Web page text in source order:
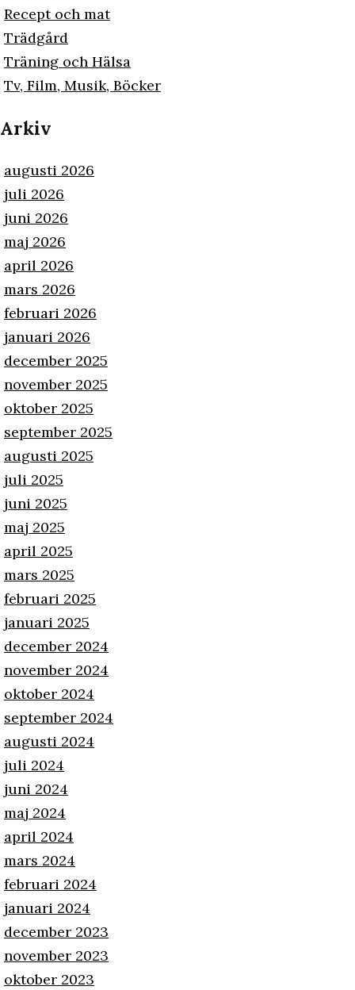
Recept och mat
Trädgård
Träning och Hälsa
Tv, Film, Musik, Böcker
Arkiv
augusti 2026
juli 2026
juni 2026
maj 2026
april 2026
mars 2026
februari 2026
januari 2026
december 2025
november 2025
oktober 2025
september 2025
augusti 2025
juli 2025
juni 2025
maj 2025
april 2025
mars 2025
februari 2025
januari 2025
december 2024
november 2024
oktober 2024
september 2024
augusti 2024
juli 2024
juni 2024
maj 2024
april 2024
mars 2024
februari 2024
januari 2024
december 2023
november 2023
oktober 2023